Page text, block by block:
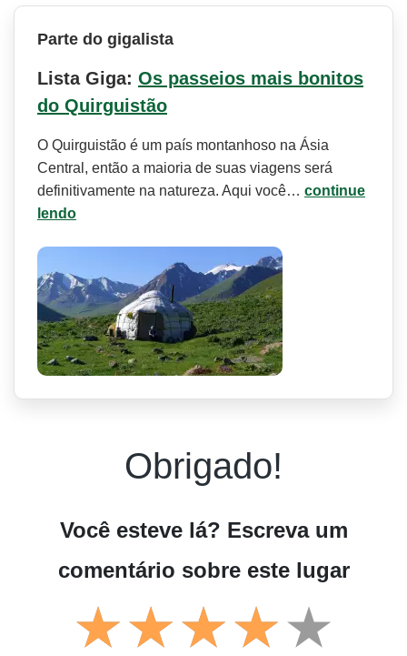
Parte do gigalista
Lista Giga: Os passeios mais bonitos
do Quirguistão
O Quirguistão é um país montanhoso na Ásia
Central, então a maioria de suas viagens será
definitivamente na natureza. Aqui você… continue
lendo
Obrigado!
Você esteve lá? Escreva um
comentário sobre este lugar